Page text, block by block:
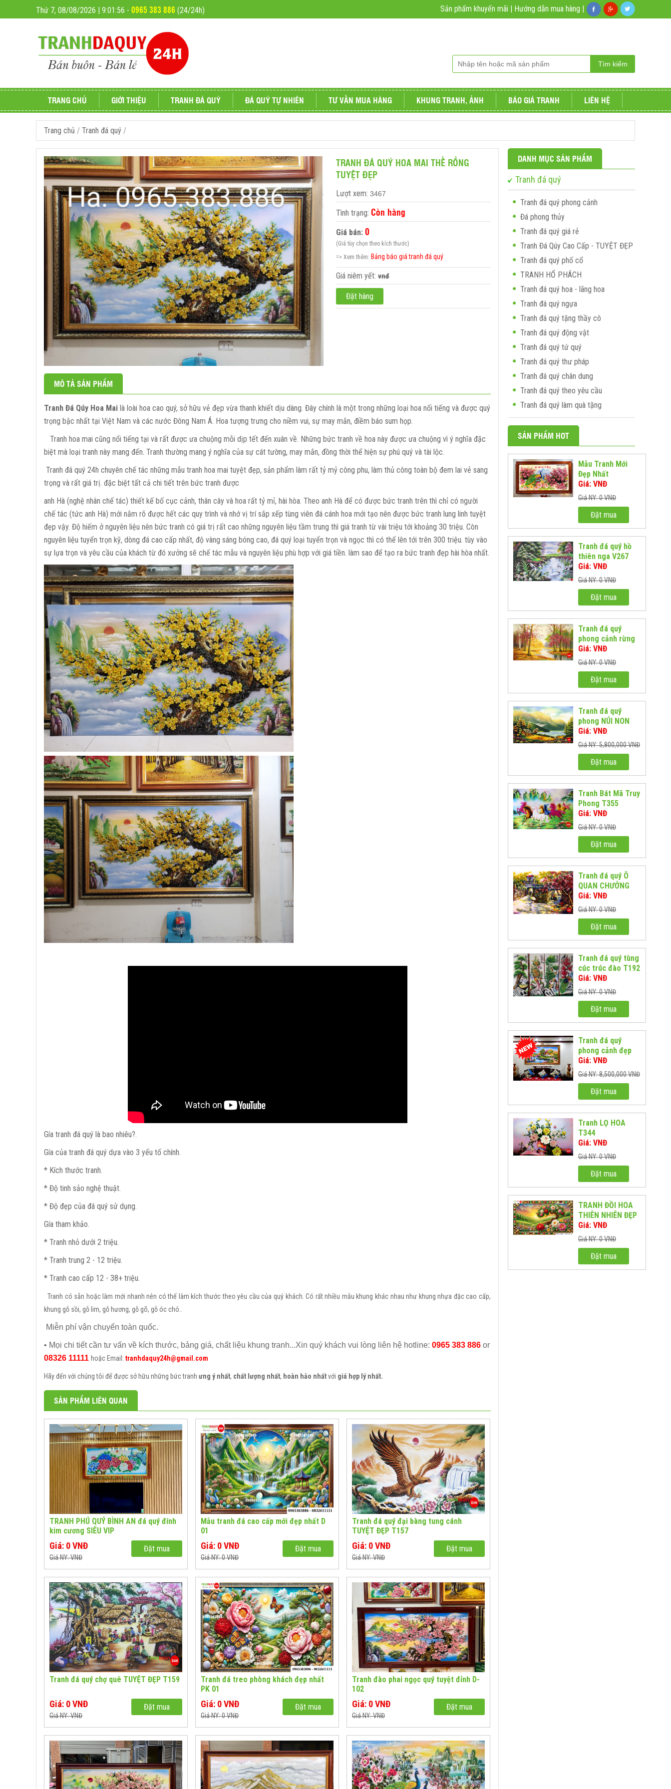
Thứ 7, 08/08/2026 | 9:01:57 - 0965 383 886 (24/24h) Sản phẩm khuyến mãi | Hướng dẫn mua hàng |
TRANG CHỦ GIỚI THIỆU TRANH ĐÁ QUÝ
Tranh đá quý phong cảnh
Đá phong thủy
Tranh đá quý giá rẻ
Tranh Đá Qúy Cao Cấp - TUYỆT ĐẸP
Tranh đá quý phố cổ
TRANH HỔ PHÁCH
Tranh đá quý hoa - lãng hoa
Tranh đá quý ngựa
Tranh đá quý tặng thầy cô
Tranh đá quý động vật
Tranh đá quý tứ quý
Tranh đá quý thư pháp
Tranh đá quý chân dung
Tranh đá quý làm quà tặng
ĐÁ QUÝ TỰ NHIÊN
Vật phẩm phong thủy
TƯ VẤN MUA HÀNG KHUNG TRANH, ẢNH BÁO GIÁ TRANH LIÊN HỆ
Trang chủ / Tranh đá quý /
TRANH ĐÁ QUÝ HOA MAI THẾ RỒNG
TUYỆT ĐẸP
Lượt xem: 3467
Tình trạng: Còn hàng
Giá bán: 0
(Giá tùy chọn theo kích thước)
=> Xem thêm: Bảng báo giá tranh đá quý
Giá niêm yết: vnđ
Đặt hàng
MÔ TẢ SẢN PHẨM
Tranh Đá Qúy Hoa Mai là loài hoa cao quý, sở hữu vẻ đẹp vừa thanh khiết dịu dàng. Đây chính là một trong những loại hoa nổi tiếng và được quý
trọng bậc nhất tại Việt Nam và các nước Đông Nam Á. Hoa tượng trưng cho niềm vui, sự may mắn, điềm báo sum họp.
Tranh hoa mai cũng nổi tiếng tại và rất được ưa chuộng mỗi dịp tết đến xuân về. Những bức tranh về hoa này được ưa chuộng vì ý nghĩa đặc
biệt mà loại tranh này mang đến. Tranh thường mang ý nghĩa của sự cát tường, may mắn, đồng thời thể hiện sự phú quý và tài lộc.
Tranh đá quý 24h chuyên chế tác những mẫu tranh hoa mai tuyệt đẹp, sản phẩm làm rất tỷ mỷ công phu, làm thủ công toàn bộ đem lai vẻ sang
trọng và rất giá trị. đặc biệt tất cả chi tiết trên bức tranh được
anh Hà (nghệ nhân chế tác) thiết kế bố cục cảnh, thân cây và hoa rất tỷ mỉ, hài hòa. Theo anh Hà để có được bức tranh trên thì chỉ có người
chế tác (tức anh Hà) mới nắm rõ được hết các quy trình và nhớ vị trí sắp xếp tùng viên đá cánh hoa mới tạo nên được bức tranh lung linh tuyệt
đẹp vậy. Độ hiếm ở nguyên liệu nên bức tranh có giá trị rất cao những nguyên liệu tầm trung thì giá tranh từ vài triệu tới khoảng 30 triệu. Còn
nguyên liệu tuyển trọn kỹ, dòng đá cao cấp nhất, độ vàng sáng bóng cao, đá quý loại tuyển trọn và ngọc thì có thể lên tới trên 300 triệu. tùy vào
sự lựa trọn và yêu cầu của khách từ đó xưởng sẽ chế tác mẫu và nguyên liệu phù hợp với giá tiền. làm sao để tạo ra bức tranh đẹp hài hòa nhất.
Gía tranh đá quý là bao nhiêu?.
Gía của tranh đá quý dựa vào 3 yếu tố chính.
* Kích thước tranh.
* Độ tinh sảo nghệ thuật.
* Độ đẹp của đá quý sử dụng.
Gía tham khảo.
* Tranh nhỏ dưới 2 triệu.
* Tranh trung 2 - 12 triệu.
* Tranh cao cấp 12 - 38+ triệu.
Tranh có sẵn hoặc làm mới nhanh nên có thể làm kích thước theo yêu cầu của quý khách. Có rất nhiều mẫu khung khác nhau như khung nhựa đặc cao cấp,
khung gỗ sồi, gỗ lim, gỗ hương, gỗ gõ, gỗ óc chó..
Miễn phí vận chuyển toàn quốc.
• Mọi chi tiết cần tư vấn về kích thước, bảng giá, chất liệu khung tranh...Xin quý khách vui lòng liên hệ hotline: 0965 383 886 or
08326 11111 hoặc Email: tranhdaquy24h@gmail.com
Hãy đến với chúng tôi để được sở hữu những bức tranh ưng ý nhất, chất lượng nhất, hoàn hảo nhấtvới giá hợp lý nhất.
SẢN PHẨM LIÊN QUAN
TRANH PHÚ QUÝ BÌNH AN đá quý đính
kim cương SIÊU VIP
Giá: 0 VNĐ
Giá NY: VNĐ
Đặt mua
Mẫu tranh đá cao cấp mới đẹp nhất D
01
Giá: 0 VNĐ
Giá NY: 0 VNĐ
Đặt mua
Tranh đá quý đại bàng tung cánh
TUYỆT ĐẸP T157
Giá: 0 VNĐ
Giá NY: VNĐ
Đặt mua
Tranh đá quý chợ quê TUYỆT ĐẸP T159
Giá: 0 VNĐ
Giá NY: VNĐ
Đặt mua
Tranh đá treo phòng khách đẹp nhất
PK 01
Giá: 0 VNĐ
Giá NY: 0 VNĐ
Đặt mua
Tranh đào phai ngọc quý tuyệt đỉnh D-
102
Giá: 0 VNĐ
Giá NY: VNĐ
Đặt mua
DANH MỤC SẢN PHẨM
Tranh đá quý
Tranh đá quý phong cảnh
Đá phong thủy
Tranh đá quý giá rẻ
Tranh Đá Qúy Cao Cấp - TUYỆT ĐẸP
Tranh đá quý phố cổ
TRANH HỔ PHÁCH
Tranh đá quý hoa - lãng hoa
Tranh đá quý ngựa
Tranh đá quý tặng thầy cô
Tranh đá quý động vật
Tranh đá quý tứ quý
Tranh đá quý thư pháp
Tranh đá quý chân dung
Tranh đá quý theo yêu cầu
Tranh đá quý làm quà tặng
SẢN PHẨM HOT
Mẫu Tranh Mới
Đẹp Nhất
Giá: VNĐ
Giá NY: 0 VNĐ
Đặt mua
Tranh đá quý hồ
thiên nga V267
Giá: VNĐ
Giá NY: 0 VNĐ
Đặt mua
Tranh đá quý
phong cảnh rừng
lá đỏ
Giá: VNĐ
Giá NY: 0 VNĐ
Đặt mua
Tranh đá quý
phong NÚI NON
HÙNG VĨ
Giá: VNĐ
Giá NY: 5,800,000 VNĐ
Đặt mua
Tranh Bát Mã Truy
Phong T355
Giá: VNĐ
Giá NY: 0 VNĐ
Đặt mua
Tranh đá quý Ô
QUAN CHƯỞNG
T359
Giá: VNĐ
Giá NY: 0 VNĐ
Đặt mua
Tranh đá quý tùng
cúc trúc đào T192
Giá: VNĐ
Giá NY: 0 VNĐ
Đặt mua
Tranh đá quý
phong cảnh đẹp
T322
Giá: VNĐ
Giá NY: 8,500,000 VNĐ
Đặt mua
Tranh LỌ HOA
T344
Giá: VNĐ
Giá NY: 0 VNĐ
Đặt mua
TRANH ĐỒI HOA
THIÊN NHIÊN ĐẸP
NHẤT TH01
Giá: VNĐ
Giá NY: 0 VNĐ
Đặt mua